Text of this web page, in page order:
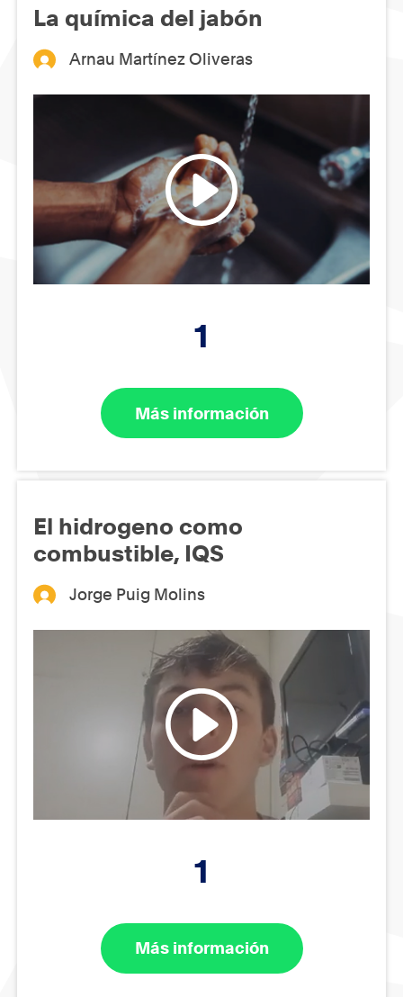
La química del jabón
Arnau Martínez Oliveras
1
Más información
El hidrogeno como
combustible, IQS
Jorge Puig Molins
1
Más información